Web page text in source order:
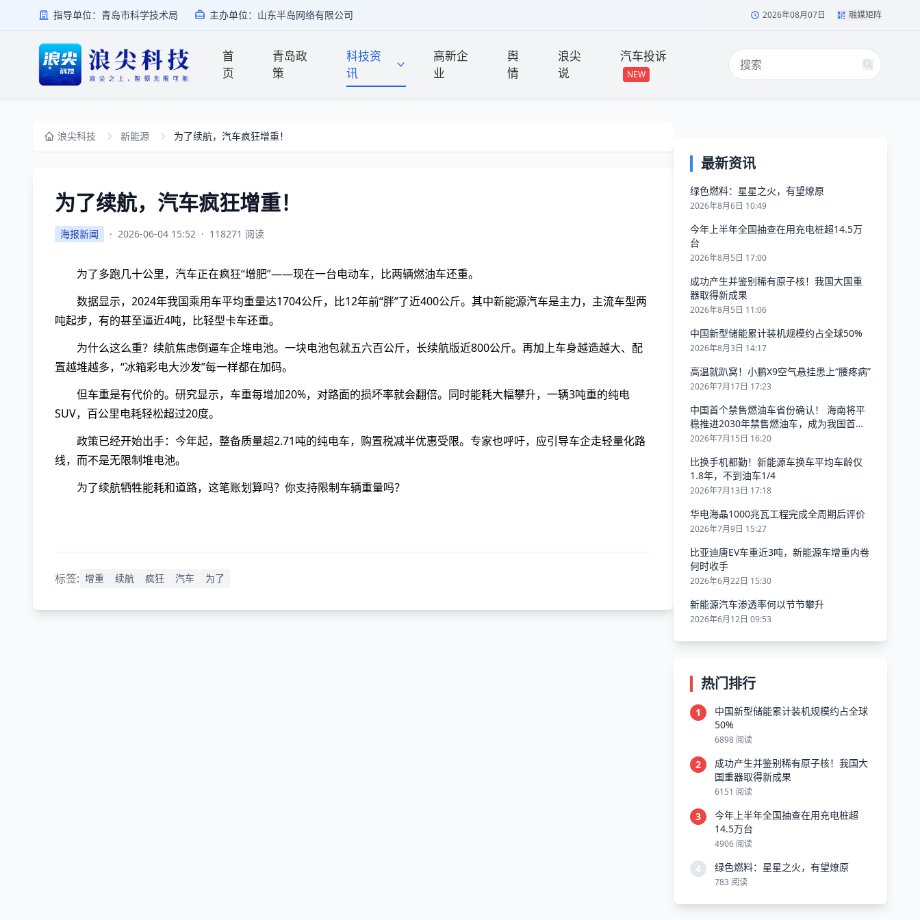
指导单位：青岛市科学技术局 主办单位：山东半岛网络有限公司 2026年08月07日 融媒矩阵
首
页
青岛政
策
科技资
讯
高新企
业
舆
情
浪尖
说
汽车投诉
NEW
浪尖科技 新能源 为了续航，汽车疯狂增重！
为了续航，汽车疯狂增重！
海报新闻 · 2026-06-04 15:52 · 118271 阅读
为了多跑几十公里，汽车正在疯狂“增肥”——现在一台电动车，比两辆燃油车还重。
数据显示，2024年我国乘用车平均重量达1704公斤，比12年前“胖”了近400公斤。其中新能源汽车是主力，主流车型两
吨起步，有的甚至逼近4吨，比轻型卡车还重。
为什么这么重？续航焦虑倒逼车企堆电池。一块电池包就五六百公斤，长续航版近800公斤。再加上车身越造越大、配
置越堆越多，“冰箱彩电大沙发”每一样都在加码。
但车重是有代价的。研究显示，车重每增加20%，对路面的损坏率就会翻倍。同时能耗大幅攀升，一辆3吨重的纯电
SUV，百公里电耗轻松超过20度。
政策已经开始出手：今年起，整备质量超2.71吨的纯电车，购置税减半优惠受限。专家也呼吁，应引导车企走轻量化路
线，而不是无限制堆电池。
为了续航牺牲能耗和道路，这笔账划算吗？你支持限制车辆重量吗？
标签: 增重 续航 疯狂 汽车 为了
最新资讯
绿色燃料：星星之火，有望燎原
2026年8月6日 10:49
今年上半年全国抽查在用充电桩超14.5万
台
2026年8月5日 17:00
成功产生并鉴别稀有原子核！我国大国重
器取得新成果
2026年8月5日 11:06
中国新型储能累计装机规模约占全球50%
2026年8月3日 14:17
高温就趴窝！小鹏X9空气悬挂患上“腰疼病”
2026年7月17日 17:23
中国首个禁售燃油车省份确认！ 海南将平
稳推进2030年禁售燃油车，成为我国首个
不再卖燃油车的省份
2026年7月15日 16:20
比换手机都勤！新能源车换车平均车龄仅
1.8年，不到油车1/4
2026年7月13日 17:18
华电海晶1000兆瓦工程完成全周期后评价
2026年7月9日 15:27
比亚迪唐EV车重近3吨，新能源车增重内卷
何时收手
2026年6月22日 15:30
新能源汽车渗透率何以节节攀升
2026年6月12日 09:53
热门排行
1
中国新型储能累计装机规模约占全球
50%
6898 阅读
2
成功产生并鉴别稀有原子核！我国大
国重器取得新成果
6151 阅读
3
今年上半年全国抽查在用充电桩超
14.5万台
4906 阅读
4 绿色燃料：星星之火，有望燎原
783 阅读